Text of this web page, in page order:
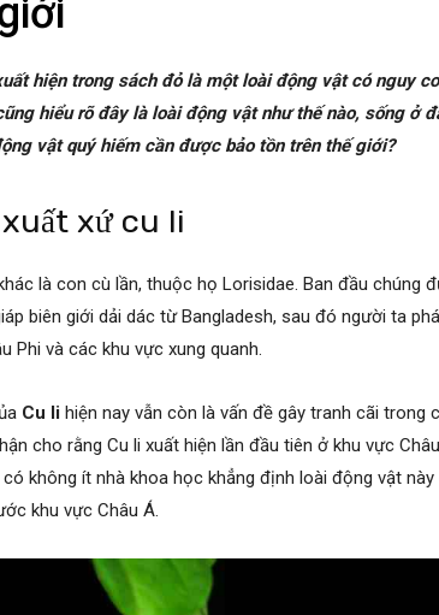
hiện trong sách đỏ là một loài động vật có nguy
hiểu rõ đây là loài động vật như thế nào, sống ở
vật quý hiếm cần được bảo tồn trên thế giới?
xứ cu li
là con cù lần, thuộc họ Lorisidae. Ban đầu chúng
biên giới dải dác từ Bangladesh, sau đó người ta
Phi và các khu vực xung quanh.
Cu li hiện nay vẫn còn là vấn đề gây tranh cãi trong
cho rằng Cu li xuất hiện lần đầu tiên ở khu vực
không ít nhà khoa học khẳng định loài động vật
khu vực Châu Á.